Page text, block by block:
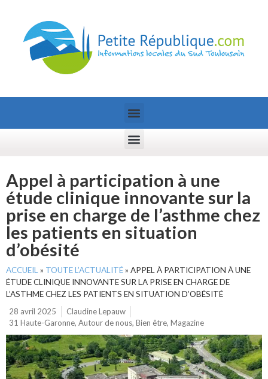
Appel à participation à une
étude clinique innovante sur la
prise en charge de l’asthme chez
les patients en situation
d’obésité
ACCUEIL » TOUTE L’ACTUALITÉ» APPEL À PARTICIPATION À UNE
ÉTUDE CLINIQUE INNOVANTE SUR LA PRISE EN CHARGE DE
L’ASTHME CHEZ LES PATIENTS EN SITUATION D’OBÉSITÉ
28 avril 2025
Claudine Lepauw
31 Haute-Garonne, Autour de nous, Bien être, Magazine